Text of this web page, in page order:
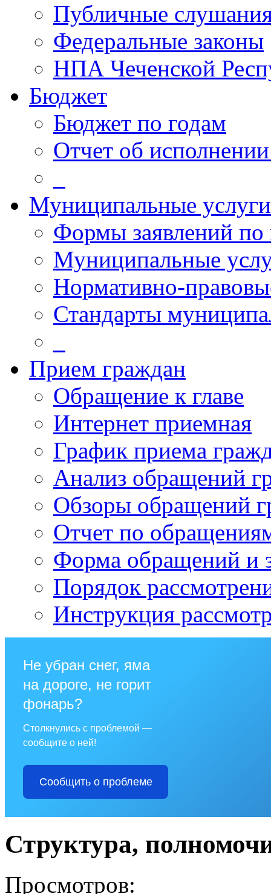
Публичные
Федеральные законы
НПА Чеченской
Бюджет
Бюджет по годам
Отчет об
Муниципальные услуги
Формы заявлений
Муниципальные
Нормативно-
Стандарты
Прием граждан
Обращение к главе
Интернет приемная
График приема
Анализ обращений
Обзоры обращений
Отчет по
Форма обращений и
Порядок
Инструкция
Не убран снег, яма
на дороге, не горит
фонарь?
Столкнулись с проблемой —
сообщите о ней!
Сообщить о проблеме
Структура,
Просмотров: